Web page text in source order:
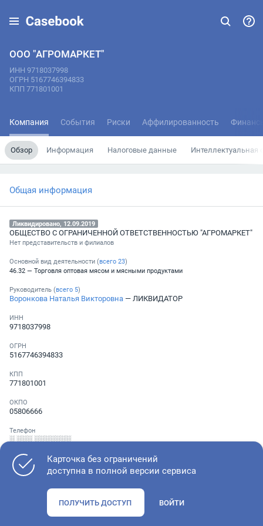
ООО "АГРОМАРКЕТ"
ИНН 9718037998
ОГРН 5167746394833
КПП 771801001
Компания События Риски Аффилированность
Обзор Информация Налоговые данные Интеллектуальная
Общая информация
Ликвидировано, 12.09.2019
ОБЩЕСТВО С ОГРАНИЧЕННОЙ ОТВЕТСТВЕННОСТЬЮ "АГРОМАРКЕТ"
Нет представительств и филиалов
Основной вид деятельности (всего 23)
46.32 — Торговля оптовая мясом и мясными продуктами
Руководитель (всего 5)
Воронкова Наталья Викторовна — ЛИКВИДАТОР
ИНН
9718037998
ОГРН
5167746394833
КПП
771801001
ОКПО
05806666
Телефон
░ ░░░ ░░░░░░░
Проверьте учредительные документы, адрес регистрации и
Карточка без ограничений
доступна в полной версии сервиса
ПОЛУЧИТЬ ДОСТУП ВОЙТИ